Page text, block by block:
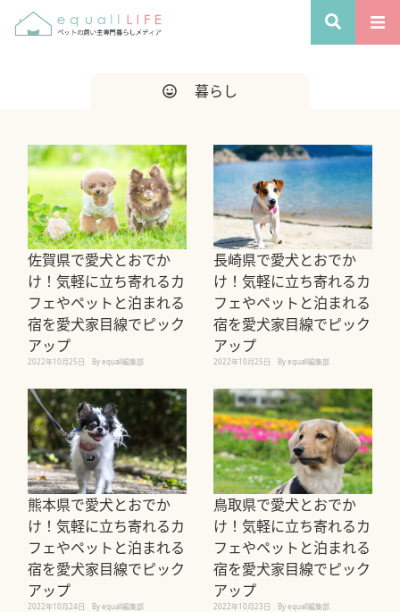
暮らし
佐賀県で愛犬とおでか
け！気軽に立ち寄れるカ
フェやペットと泊まれる
宿を愛犬家目線でピック
アップ
2022年10月25日 By equall編集部
長崎県で愛犬とおでか
け！気軽に立ち寄れるカ
フェやペットと泊まれる
宿を愛犬家目線でピック
アップ
2022年10月25日 By equall編集部
熊本県で愛犬とおでか
け！気軽に立ち寄れるカ
フェやペットと泊まれる
宿を愛犬家目線でピック
アップ
2022年10月24日 By equall編集部
鳥取県で愛犬とおでか
け！気軽に立ち寄れるカ
フェやペットと泊まれる
宿を愛犬家目線でピック
アップ
2022年10月23日 By equall編集部